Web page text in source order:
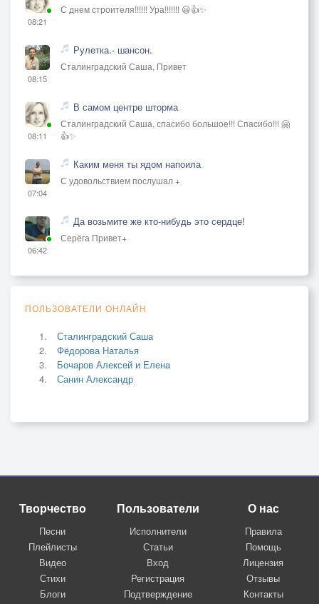
08:21
С днем строителя!!!!!! Ура!!!!!!! 😃👍✨
08:15
Рулетка.- шансон.
Сталинградский Саша, Привет
08:11
В самом центре шторма
Сталинградский Саша, спасибо большое!!! Спасибо!!! 🤗
👍✨
07:04
Каким меня ты ядом напоила
С удовольствием послушал +
06:42
Да возьмите же кто-нибудь это сердце!
Серёга Привет+
ПОЛЬЗОВАТЕЛИ ОНЛАЙН
Сталинградский Саша
Фёдорова Наталья
Бочаров Алексей и Елена
Санин Александр
Творчество
Песни
Плейлисты
Видео
Стихи
Блоги
Пользователи
Исполнители
Статьи
Вход
Регистрация
Подтверждение
О нас
Правила
Помощь
Лицензия
Отзывы
Контакты